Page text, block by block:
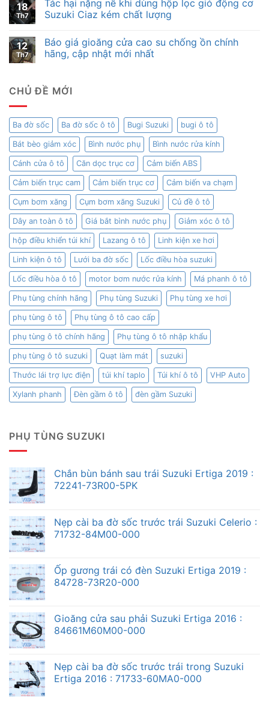
18
Th7
Tác hại nặng nề khi dùng hộp lọc gió động cơ
Suzuki Ciaz kém chất lượng
12
Th7
Báo giá gioăng cửa cao su chống ồn chính
hãng, cập nhật mới nhất
CHỦ ĐỀ MỚI
Ba đờ sốc Ba đờ sốc ô tô Bugi Suzuki bugi ô tô
Bát bèo giảm xóc Bình nước phụ Bình nước rửa kính
Cánh cửa ô tô Căn dọc trục cơ Cảm biến ABS
Cảm biến trục cam Cảm biến trục cơ Cảm biến va chạm
Cụm bơm xăng Cụm bơm xăng Suzuki Củ đề ô tô
Dây an toàn ô tô Giá bắt bình nước phụ Giảm xóc ô tô
hộp điều khiển túi khí Lazang ô tô Linh kiện xe hơi
Linh kiện ô tô Lưới ba đờ sốc Lốc điều hòa suzuki
Lốc điều hòa ô tô motor bơm nước rửa kính Má phanh ô tô
Phụ tùng chính hãng Phụ tùng Suzuki Phụ tùng xe hơi
phụ tùng ô tô Phụ tùng ô tô cao cấp
phụ tùng ô tô chính hãng Phụ tùng ô tô nhập khẩu
phụ tùng ô tô suzuki Quạt làm mát suzuki
Thước lái trợ lực điện túi khí taplo Túi khí ô tô VHP Auto
Xylanh phanh Đèn gầm ô tô đèn gầm Suzuki
PHỤ TÙNG SUZUKI
Chắn bùn bánh sau trái Suzuki Ertiga 2019 :
72241-73R00-5PK
Nẹp cài ba đờ sốc trước trái Suzuki Celerio :
71732-84M00-000
Ốp gương trái có đèn Suzuki Ertiga 2019 :
84728-73R20-000
Gioăng cửa sau phải Suzuki Ertiga 2016 :
84661M60M00-000
Nẹp cài ba đờ sốc trước trái trong Suzuki
Ertiga 2016 : 71733-60MA0-000